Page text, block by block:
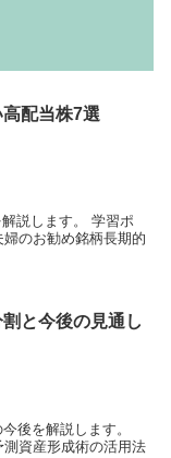
配当株7選
説します。 学習ポ
のお勧め銘柄長期的
と今後の見通し
後を解説します。
資産形成術の活用法